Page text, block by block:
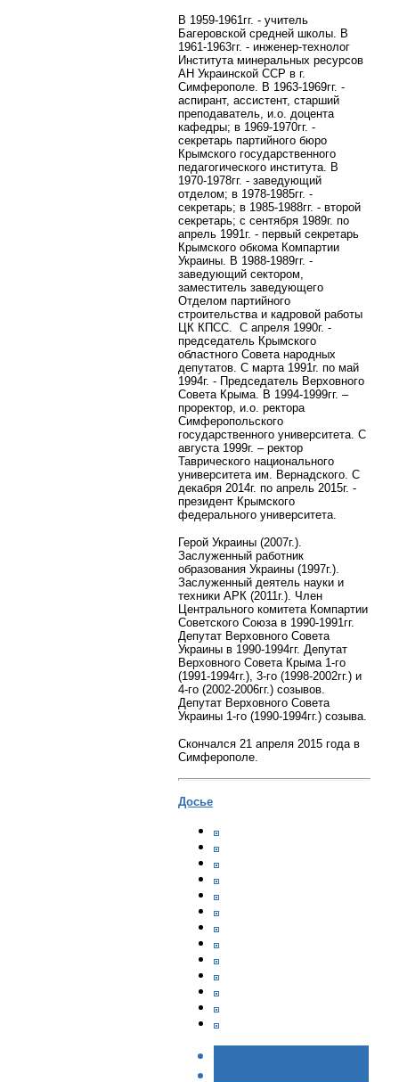
В 1959-1961гг. - учитель
Багеровской средней школы. В
1961-1963гг. - инженер-технолог
Института минеральных ресурсов
АН Украинской ССР в г.
Симферополе. В 1963-1969гг. -
аспирант, ассистент, старший
преподаватель, и.о. доцента
кафедры; в 1969-1970гг. -
секретарь партийного бюро
Крымского государственного
педагогического института. В
1970-1978гг. - заведующий
отделом; в 1978-1985гг. -
секретарь; в 1985-1988гг. - второй
секретарь; с сентября 1989г. по
апрель 1991г. - первый секретарь
Крымского обкома Компартии
Украины. В 1988-1989гг. -
заведующий сектором,
заместитель заведующего
Отделом партийного
строительства и кадровой работы
ЦК КПСС. С апреля 1990г. -
председатель Крымского
областного Совета народных
депутатов. С марта 1991г. по май
1994г. - Председатель Верховного
Совета Крыма. В 1994-1999гг. –
проректор, и.о. ректора
Симферопольского
государственного университета. С
августа 1999г. – ректор
Таврического национального
университета им. Вернадского. С
декабря 2014г. по апрель 2015г. -
президент Крымского
федерального университета.
Герой Украины (2007г.).
Заслуженный работник
образования Украины (1997г.).
Заслуженный деятель науки и
техники АРК (2011г.). Член
Центрального комитета Компартии
Советского Союза в 1990-1991гг.
Депутат Верховного Совета
Украины в 1990-1994гг. Депутат
Верховного Совета Крыма 1-го
(1991-1994гг.), 3-го (1998-2002гг.) и
4-го (2002-2006гг.) созывов.
Депутат Верховного Совета
Украины 1-го (1990-1994гг.) созыва.
Скончался 21 апреля 2015 года в
Симферополе.
Досье